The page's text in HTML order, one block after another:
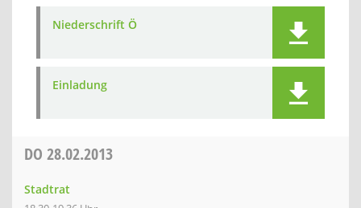
Niederschrift Ö
Einladung
DO 28.02.2013
Stadtrat